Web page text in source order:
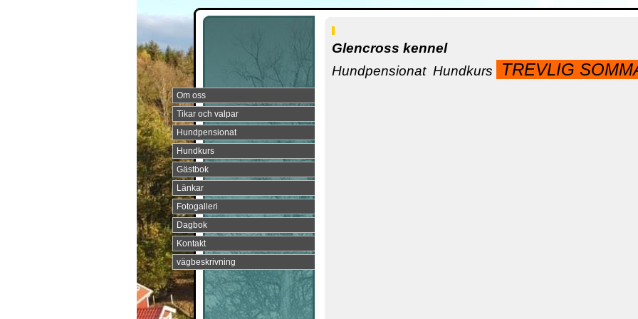
Om oss
Tikar och valpar
Hundpensionat
Hundkurs
Gästbok
Länkar
Fotogalleri
Dagbok
Kontakt
vägbeskrivning
Glencross kennel
Hundpensionat Hundkurs
TREVLIG